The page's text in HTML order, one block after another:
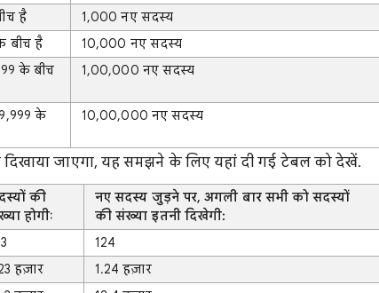
है
1,000 नए सदस्य
बीच है
10,000 नए सदस्य
के बीच
1,00,000 नए सदस्य
के
10,00,000 नए सदस्य
जाएगा, यह समझने के लिए यहां दी गई टेबल को देखें.
की
होगीः
नए सदस्य जुड़ने पर, अगली बार सभी को सदस्यों
की संख्या इतनी दिखेगी:
124
हज़ार
1.24 हज़ार